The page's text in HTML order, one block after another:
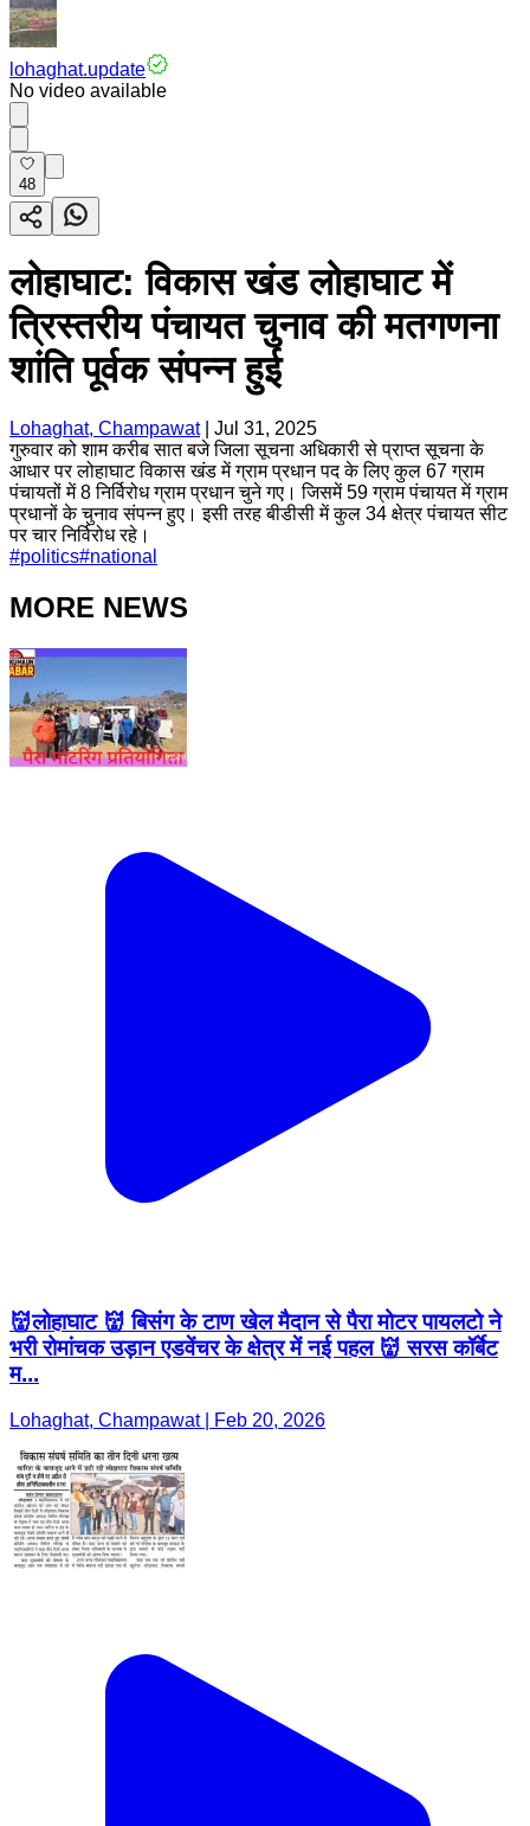
lohaghat.update
No video available
48
लोहाघाट: विकास खंड लोहाघाट में
त्रिस्तरीय पंचायत चुनाव की मतगणना
शांति पूर्वक संपन्न हुई
Lohaghat, Champawat| Jul 31, 2025
गुरुवार को शाम करीब सात बजे जिला सूचना अधिकारी से प्राप्त सूचना के
आधार पर लोहाघाट विकास खंड में ग्राम प्रधान पद के लिए कुल 67 ग्राम
पंचायतों में 8 निर्विरोध ग्राम प्रधान चुने गए। जिसमें 59 ग्राम पंचायत में ग्राम
प्रधानों के चुनाव संपन्न हुए। इसी तरह बीडीसी में कुल 34 क्षेत्र पंचायत सीट
पर चार निर्विरोध रहे।
#politics#national
MORE NEWS
👹लोहाघाट 👹 बिसंग के टाण खेल मैदान से पैरा मोटर पायलटो ने
भरी रोमांचक उड़ान एडवेंचर के क्षेत्र में नई पहल 👹 सरस कॉर्बेट
म...
Lohaghat, Champawat | Feb 20, 2026